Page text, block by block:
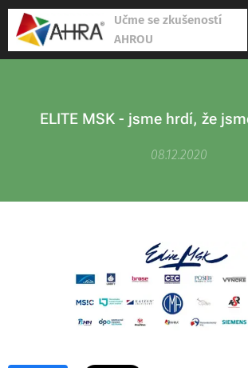
Učme se zkušeností
AHROU
ELITE MSK - jsme hrdí, že
08.12.2020